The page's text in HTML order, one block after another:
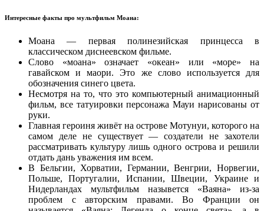
Интересные факты про мультфильм Моана:
Моана — первая полинезийская принцесса в
классическом диснеевском фильме.
Слово «моана» означает «океан» или «море» на
гавайском и маори. Это же слово используется для
обозначения синего цвета.
Несмотря на то, что это компьютерный анимационный
фильм, все татуировки персонажа Мауи нарисованы от
руки.
Главная героиня живёт на острове Мотунуи, которого на
самом деле не существует — создатели не захотели
рассматривать культуру лишь одного острова и решили
отдать дань уважения им всем.
В Бельгии, Хорватии, Германии, Венгрии, Норвегии,
Польше, Португалии, Испании, Швеции, Украине и
Нидерландах мультфильм назывется «Ваяна» из-за
проблем с авторским правами. Во Франции он